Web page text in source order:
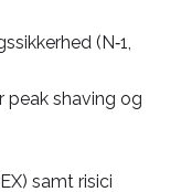
(N‑1,
peak shaving og
samt risici